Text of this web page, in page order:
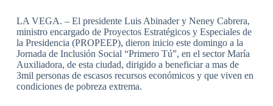
LA VEGA. – El presidente Luis Abinader y Neney Cabrera,
ministro encargado de Proyectos Estratégicos y Especiales de
la Presidencia (PROPEEP), dieron inicio este domingo a la
Jornada de Inclusión Social “Primero Tú”, en el sector María
Auxiliadora, de esta ciudad, dirigido a beneficiar a mas de
3mil personas de escasos recursos económicos y que viven en
condiciones de pobreza extrema.